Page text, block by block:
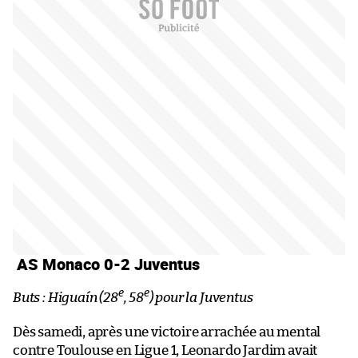
AS Monaco 0-2 Juventus
Buts : Higuaín (28e, 58e) pour la Juventus
Dès samedi, après une victoire arrachée au mental
contre Toulouse en Ligue 1, Leonardo Jardim avait